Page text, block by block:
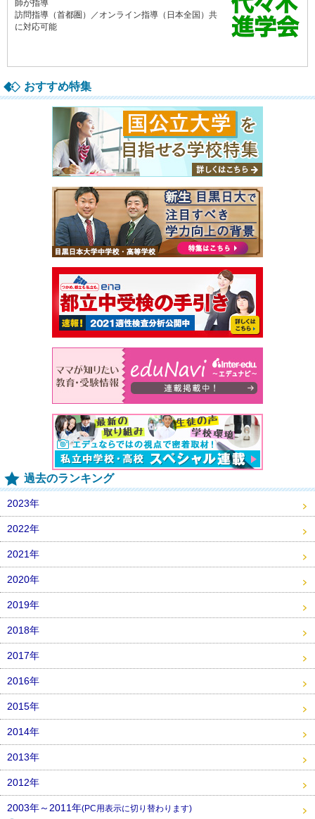
おすすめ特集
過去のランキング
2023年
2022年
2021年
2020年
2019年
2018年
2017年
2016年
2015年
2014年
2013年
2012年
2003年～2011年(PC用表示に切り替わります)